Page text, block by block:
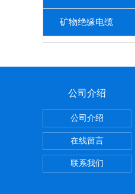
矿物绝缘电缆
公司介绍
公司介绍
在线留言
联系我们